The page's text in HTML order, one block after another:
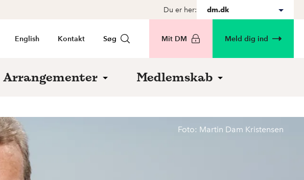
Du er her: dm.dk
English Kontakt Søg Mit DM Meld dig ind
Arrangementer Medlemskab
Foto: Martin Dam Kristensen